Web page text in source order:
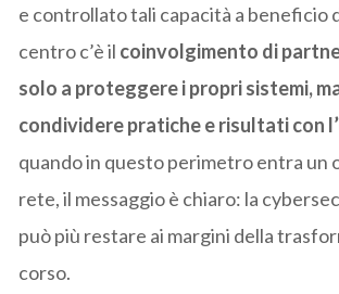
e controllato tali capacità a beneficio
centro c’è il coinvolgimento di
solo a proteggere i propri sistemi,
condividere pratiche e risultati con
quando in questo perimetro entra un
rete, il messaggio è chiaro: la
può più restare ai margini della
corso.